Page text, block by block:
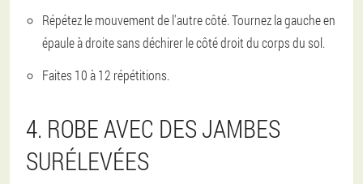
Répétez le mouvement de l'autre côté. Tournez la gauche en
épaule à droite sans déchirer le côté droit du corps du sol.
Faites 10 à 12 répétitions.
4. ROBE AVEC DES JAMBES
SURÉLEVÉES